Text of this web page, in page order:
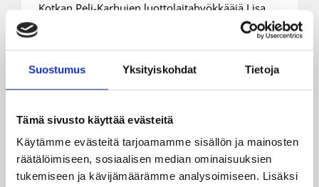
Suostumus Yksityiskohdat Tietoja
Tämä sivusto käyttää evästeitä
Käytämme evästeitä tarjoamamme sisällön ja mainosten
räätälöimiseen, sosiaalisen median ominaisuuksien
tukemiseen ja kävijämäärämme analysoimiseen. Lisäksi
Kotkan Peli-Karhujen luottolaitahyökkääjä Lisa
Lee paistatteli parrasvaloissa lauantai-iltana
finaalissa. Kaikkiaan 37 pistettä heittänyt ja
kahdeksan levypalloa kahminut Lee piti PeKan
päätä pinnalla vaikeiden hetkien läpi aina 64-71